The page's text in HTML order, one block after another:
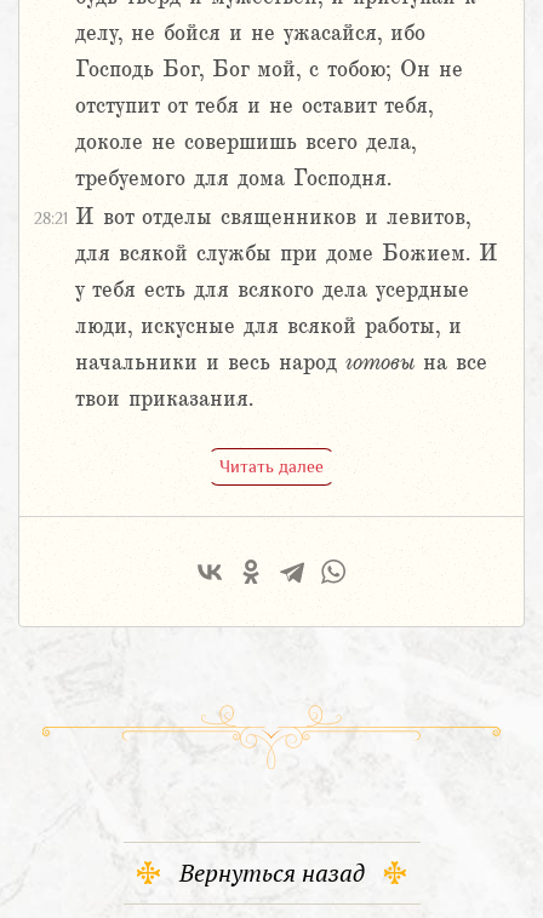
делу, не бойся и не ужасайся, ибо
Господь Бог, Бог мой, с тобою; Он не
отступит от тебя и не оставит тебя,
доколе не совершишь всего дела,
требуемого для дома Господня.
28:21 И вот отделы священников и левитов,
для всякой службы при доме Божием. И
у тебя есть для всякого дела усердные
люди, искусные для всякой работы, и
начальники и весь народ готовы на все
твои приказания.
Читать далее
Вернуться назад